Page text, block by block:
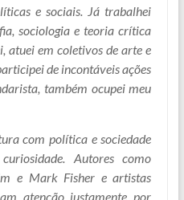
e sociais. Já trabalhei
sociologia e teoria crítica
atuei em coletivos de arte e
de incontáveis ações
também ocupei meu
com política e sociedade
Autores como
e Mark Fisher e artistas
atenção justamente por